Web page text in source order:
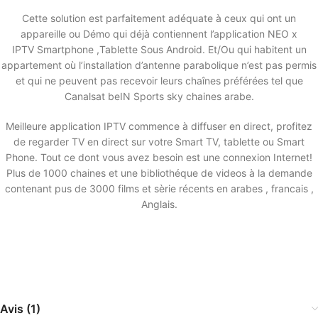
Cette solution est parfaitement adéquate à ceux qui ont un
appareille ou Démo qui déjà contiennent l’application NEO x
IPTV Smartphone ,Tablette Sous Android. Et/Ou qui habitent un
appartement où l’installation d’antenne parabolique n’est pas permis
et qui ne peuvent pas recevoir leurs chaînes préférées tel que
Canalsat beIN Sports sky chaines arabe.
Meilleure application IPTV commence à diffuser en direct, profitez
de regarder TV en direct sur votre Smart TV, tablette ou Smart
Phone. Tout ce dont vous avez besoin est une connexion Internet!
Plus de 1000 chaines et une bibliothéque de videos à la demande
contenant pus de 3000 films et sèrie récents en arabes , francais ,
Anglais.
Avis (1)